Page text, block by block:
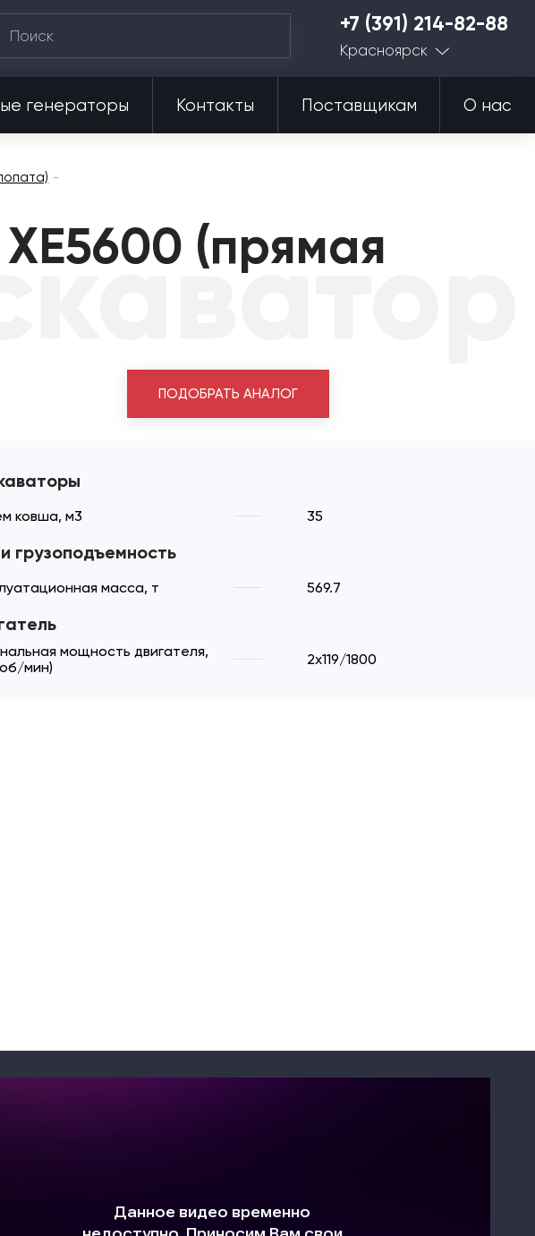
+7 (391) 214-82-88
Красноярск
генераторы Контакты Поставщикам О нас
(прямая
ПОДОБРАТЬ АНАЛОГ
ковша, м3 35
грузоподъемность
масса, т 569.7
мощность двигателя,
мин)
2x119/1800